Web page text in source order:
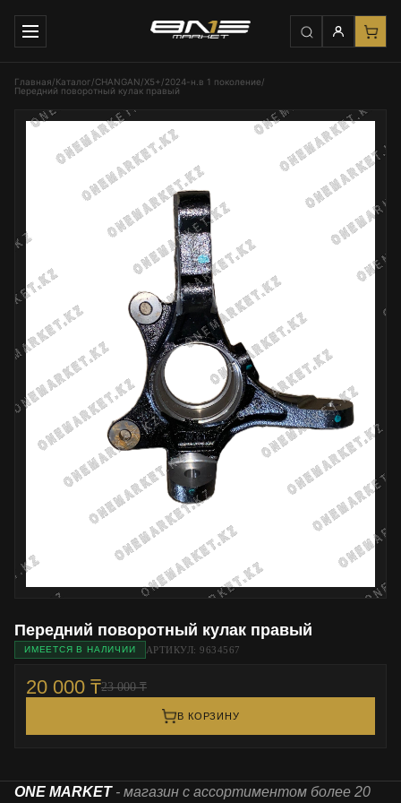
Главная/Каталог/CHANGAN/Х5+/2024-н.в 1 поколение/
Передний поворотный кулак правый
Передний поворотный кулак правый
ИМЕЕТСЯ В НАЛИЧИИ АРТИКУЛ: 9634567
20 000 ₸23 000 ₸
В КОРЗИНУ
ONE MARKET - магазин с ассортиментом более 20